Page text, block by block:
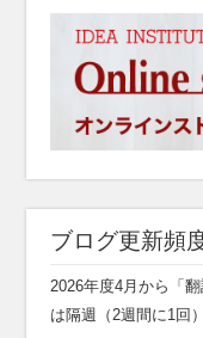
ブログ更新頻
2026年度4月から「
は隔週（2週間に1回